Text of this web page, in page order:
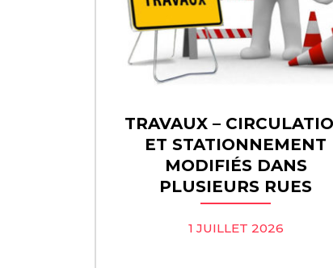
TRAVAUX –
ET STATIONNEMENT
MODIFIÉS DANS
PLUSIEURS RUES
1 JUILLET 2026